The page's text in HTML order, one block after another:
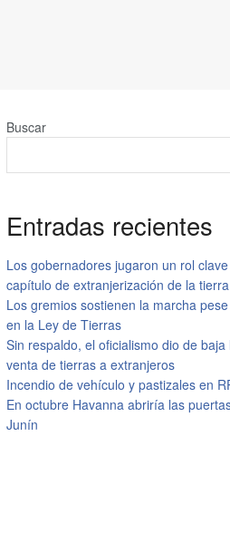
Buscar
Entradas recientes
Los gobernadores jugaron un rol
capítulo de extranjerización de la tierra
Los gremios sostienen la marcha
en la Ley de Tierras
Sin respaldo, el oficialismo dio de
venta de tierras a extranjeros
Incendio de vehículo y pastizales en
En octubre Havanna abriría las
Junín